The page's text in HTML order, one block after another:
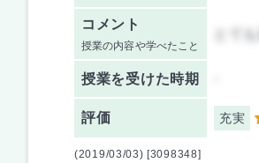
コメント
授業の内容や学べたこと
とて
授業を受けた時期
評価 充実
(2019/03/03) [3098348]